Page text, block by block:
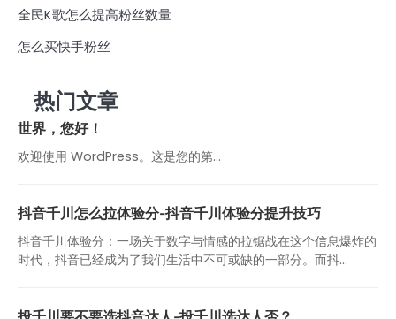
全民K歌怎么提高粉丝数量
怎么买快手粉丝
热门文章
世界，您好！
欢迎使用 WordPress。这是您的第…
抖音千川怎么拉体验分-抖音千川体验分提升技巧
抖音千川体验分：一场关于数字与情感的拉锯战在这个信息爆炸的
时代，抖音已经成为了我们生活中不可或缺的一部分。而抖...